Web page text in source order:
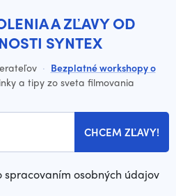
A ZĽAVY OD
SYNTEX
· Bezplatné workshopy o
a tipy zo sveta filmovania
CHCEM ZĽAVY!
spracovaním osobných údajov